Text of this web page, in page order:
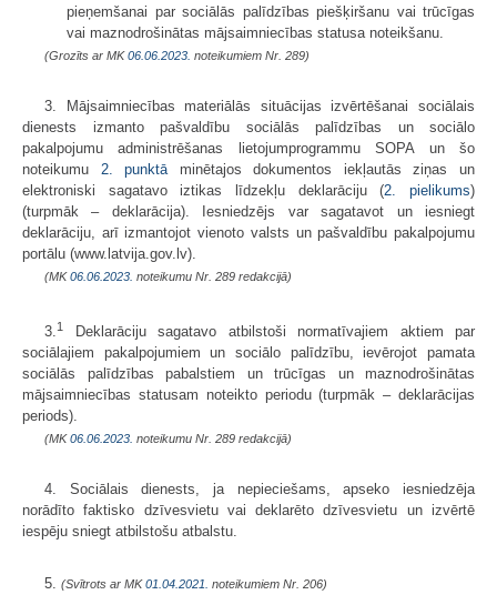
pieņemšanai par sociālās palīdzības piešķiršanu vai trūcīgas
vai maznodrošinātas mājsaimniecības statusa noteikšanu.
(Grozīts ar MK06.06.2023. noteikumiem Nr. 289)
3. Mājsaimniecības materiālās situācijas izvērtēšanai sociālais
dienests izmanto pašvaldību sociālās palīdzības un sociālo
pakalpojumu administrēšanas lietojumprogrammu SOPA un šo
noteikumu 2. punktā minētajos dokumentos iekļautās ziņas un
elektroniski sagatavo iztikas līdzekļu deklarāciju (2. pielikums)
(turpmāk – deklarācija). Iesniedzējs var sagatavot un iesniegt
deklarāciju, arī izmantojot vienoto valsts un pašvaldību pakalpojumu
portālu (www.latvija.gov.lv).
(MK06.06.2023. noteikumu Nr. 289 redakcijā)
3. 1
Deklarāciju sagatavo atbilstoši normatīvajiem aktiem par
sociālajiem pakalpojumiem un sociālo palīdzību, ievērojot pamata
sociālās palīdzības pabalstiem un trūcīgas un maznodrošinātas
mājsaimniecības statusam noteikto periodu (turpmāk – deklarācijas
periods).
(MK06.06.2023. noteikumu Nr. 289 redakcijā)
4. Sociālais dienests, ja nepieciešams, apseko iesniedzēja
norādīto faktisko dzīvesvietu vai deklarēto dzīvesvietu un izvērtē
iespēju sniegt atbilstošu atbalstu.
5. (Svītrots ar MK01.04.2021. noteikumiem Nr. 206)